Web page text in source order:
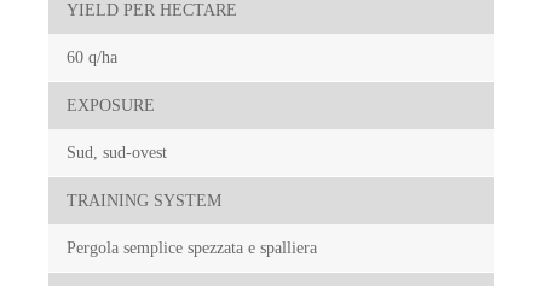
YIELD PER HECTARE
60 q/ha
EXPOSURE
Sud, sud-ovest
TRAINING SYSTEM
Pergola semplice spezzata e spalliera